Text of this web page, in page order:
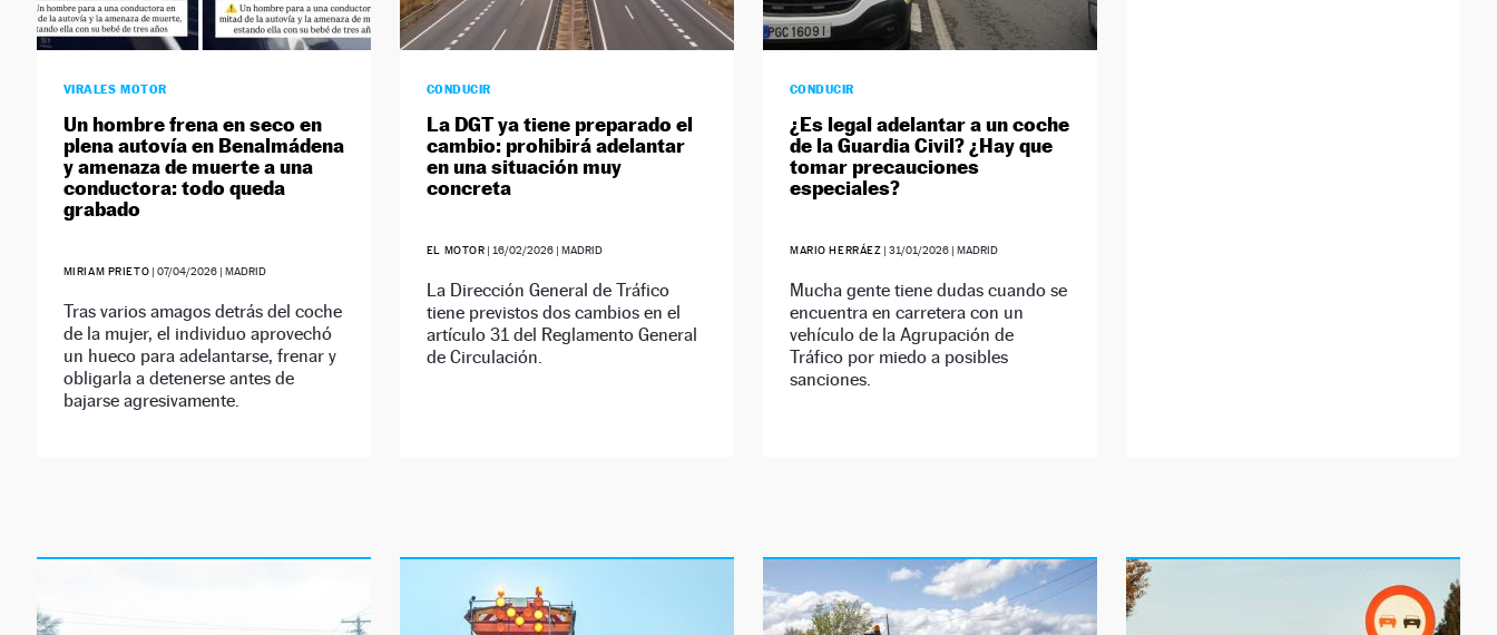
VIRALES MOTOR
Un hombre frena en seco en
plena autovía en Benalmádena
y amenaza de muerte a una
conductora: todo queda
grabado
MIRIAM PRIETO |07/04/2026 | MADRID
Tras varios amagos detrás del coche
de la mujer, el individuo aprovechó
un hueco para adelantarse, frenar y
obligarla a detenerse antes de
bajarse agresivamente.
CONDUCIR
La DGT ya tiene preparado el
cambio: prohibirá adelantar
en una situación muy
concreta
EL MOTOR | 16/02/2026 | MADRID
La Dirección General de Tráfico
tiene previstos dos cambios en el
artículo 31 del Reglamento General
de Circulación.
CONDUCIR
¿Es legal adelantar a un coche
de la Guardia Civil? ¿Hay que
tomar precauciones
especiales?
MARIO HERRÁEZ |31/01/2026 | MADRID
Mucha gente tiene dudas cuando se
encuentra en carretera con un
vehículo de la Agrupación de
Tráfico por miedo a posibles
sanciones.